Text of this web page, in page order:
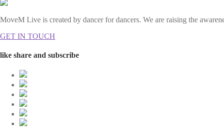
MoveM Live is created by dancer for dancers. We are raising the
GET IN TOUCH
like share and subscribe